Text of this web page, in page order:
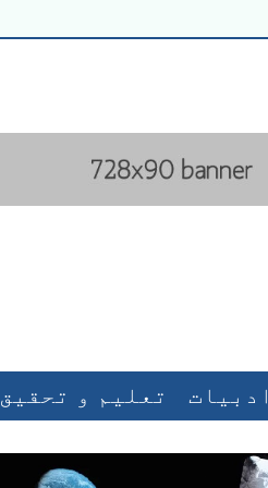
ادبیات تعلیم و تحقیق